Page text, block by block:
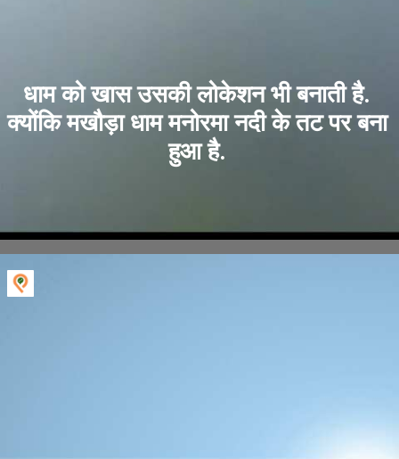
धाम को खास उसकी लोकेशन भी बनाती है.
क्योंकि मखौड़ा धाम मनोरमा नदी के तट पर बना
हुआ है.